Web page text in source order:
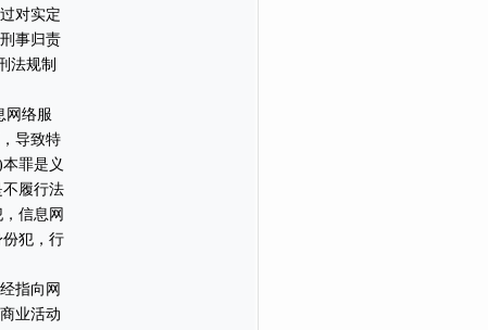
对实定
事归责
法规制
网络服
导致特
罪是义
履行法
信息网
犯，行
指向网
业活动